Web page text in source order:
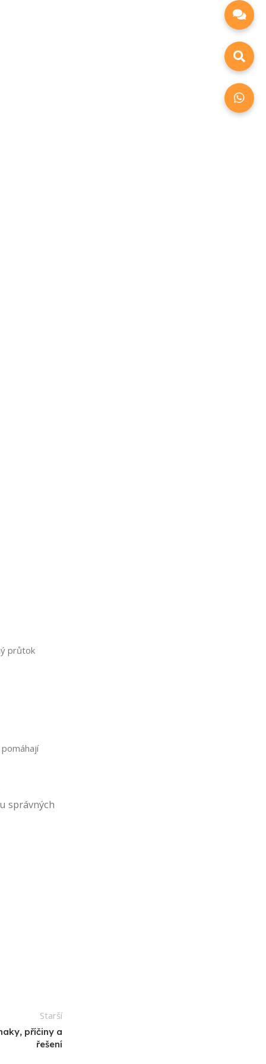
průtok
správných
Starší
příčiny a
řešení